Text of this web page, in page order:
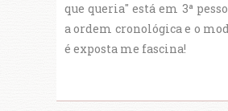
que queria" está em 3ª
a ordem cronológica e o
é exposta me fascina!